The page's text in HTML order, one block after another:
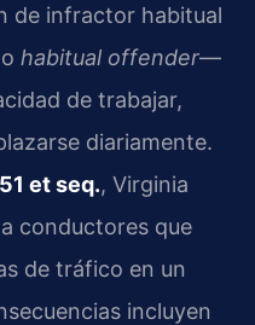
de infractor habitual
habitual offender—
de trabajar,
diariamente.
et seq., Virginia
conductores que
de tráfico en un
incluyen